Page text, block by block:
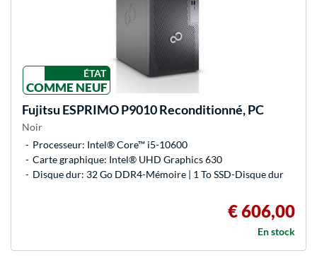
ÉTAT
COMME NEUF
Fujitsu ESPRIMO P9010 Reconditionné, PC
Noir
Processeur: Intel® Core™ i5-10600
Carte graphique: Intel® UHD Graphics 630
Disque dur: 32 Go DDR4-Mémoire | 1 To SSD-Disque dur
€ 606,00
En stock